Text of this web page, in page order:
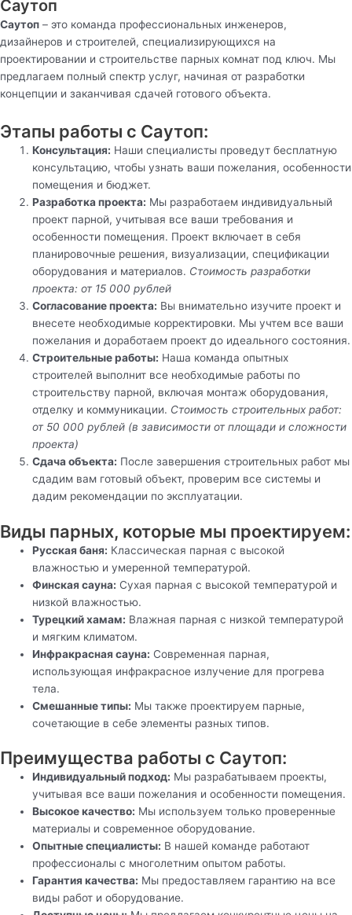
Саутоп
Саутоп – это команда профессиональных инженеров,
дизайнеров и строителей, специализирующихся на
проектировании и строительстве парных комнат под ключ. Мы
предлагаем полный спектр услуг, начиная от разработки
концепции и заканчивая сдачей готового объекта.
Этапы работы с Саутоп:
Консультация: Наши специалисты проведут бесплатную
консультацию, чтобы узнать ваши пожелания, особенности
помещения и бюджет.
Разработка проекта: Мы разработаем индивидуальный
проект парной, учитывая все ваши требования и
особенности помещения. Проект включает в себя
планировочные решения, визуализации, спецификации
оборудования и материалов. Стоимость разработки
проекта: от 15 000 рублей
Согласование проекта: Вы внимательно изучите проект и
внесете необходимые корректировки. Мы учтем все ваши
пожелания и доработаем проект до идеального состояния.
Строительные работы: Наша команда опытных
строителей выполнит все необходимые работы по
строительству парной, включая монтаж оборудования,
отделку и коммуникации. Стоимость строительных работ:
от 50 000 рублей (в зависимости от площади и сложности
проекта)
Сдача объекта: После завершения строительных работ мы
сдадим вам готовый объект, проверим все системы и
дадим рекомендации по эксплуатации.
Виды парных, которые мы проектируем:
Русская баня: Классическая парная с высокой
влажностью и умеренной температурой.
Финская сауна: Сухая парная с высокой температурой и
низкой влажностью.
Турецкий хамам: Влажная парная с низкой температурой
и мягким климатом.
Инфракрасная сауна: Современная парная,
использующая инфракрасное излучение для прогрева
тела.
Смешанные типы: Мы также проектируем парные,
сочетающие в себе элементы разных типов.
Преимущества работы с Саутоп:
Индивидуальный подход: Мы разрабатываем проекты,
учитывая все ваши пожелания и особенности помещения.
Высокое качество: Мы используем только проверенные
материалы и современное оборудование.
Опытные специалисты: В нашей команде работают
профессионалы с многолетним опытом работы.
Гарантия качества: Мы предоставляем гарантию на все
виды работ и оборудование.